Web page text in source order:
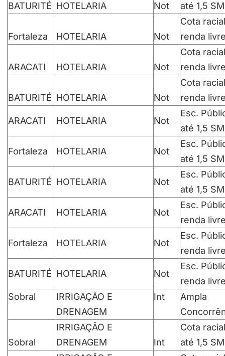
BATURITÉ HOTELARIA Not
até 1,5 SM
Fortaleza HOTELARIA Not
Cota racial
renda
ARACATI HOTELARIA Not
Cota racial
renda
BATURITÉ HOTELARIA Not
Cota racial
renda
ARACATI HOTELARIA Not
Esc.
até 1,5 SM
Fortaleza HOTELARIA Not
Esc.
até 1,5 SM
BATURITÉ HOTELARIA Not
Esc.
até 1,5 SM
ARACATI HOTELARIA Not
Esc.
renda
Fortaleza HOTELARIA Not
Esc.
renda
BATURITÉ HOTELARIA Not
Esc.
renda
Sobral
IRRIGAÇÃO E
DRENAGEM
Int
Ampla
Sobral
IRRIGAÇÃO E
DRENAGEM
Int
Cota racial
até 1,5 SM